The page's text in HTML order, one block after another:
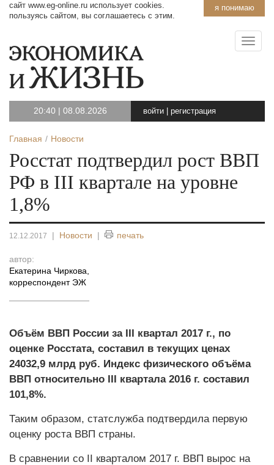
я понимаю
сайт www.eg-online.ru использует cookies.
пользуясь сайтом, вы соглашаетесь с этим.
20:40 | 08.08.2026 войти регистрация
Главная Новости
Росстат подтвердил рост ВВП
РФ в III квартале на уровне
1,8%
12.12.2017 | Новости | печать
автор:
Екатерина Чиркова
корреспондент ЭЖ
Объём ВВП России за III квартал 2017 г., по
оценке Росстата, составил в текущих ценах
24032,9 млрд руб. Индекс физического объёма
ВВП относительно III квартала 2016 г. составил
101,8%.
Таким образом, статслужба подтвердила первую
оценку роста ВВП страны.
В сравнении со II кварталом 2017 г. ВВП вырос на